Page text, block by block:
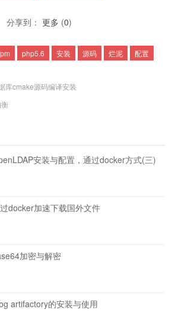
分享到： 更多 (0)
php5.6 安装 源码 烂泥 配置
库cmake源码编译安装
安装与配置，通过docker方式(三)
docker加速下载国外文件
加密与解密
artifactory的安装与使用